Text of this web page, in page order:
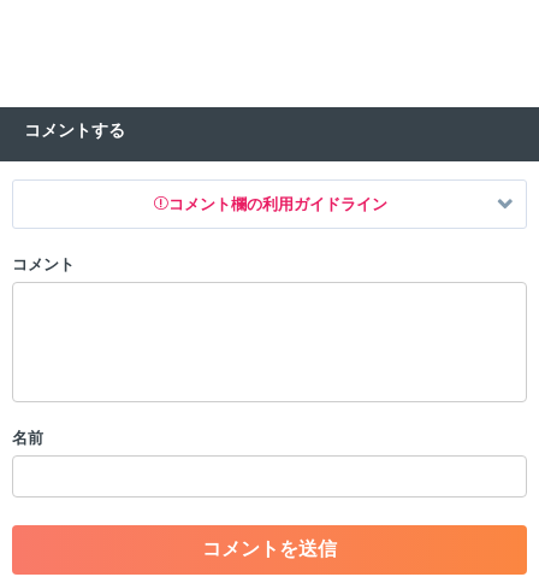
コメントする
コメント欄の利用ガイドライン
以下の書き込みを禁止とし、場合によってはコメント削除や書き込み制
・一度削除された投稿を再び投稿すること
・アカウントの売買など金銭が絡む内容の投稿
・各ゲームのネタバレを含む内容の投稿
・その他、管理者が不適切と判断した投稿
コメント
名前